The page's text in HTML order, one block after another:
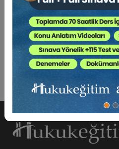
Sosyal Güvenlik Hukuku -
IV. Oturum Video Kaydı
360 TL